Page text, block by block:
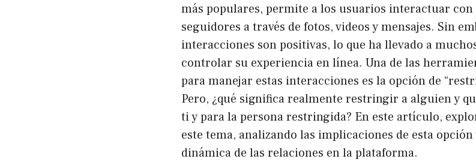
más populares, permite a los usuarios interactuar
seguidores a través de fotos, videos y mensajes. Sin
interacciones son positivas, lo que ha llevado a
controlar su experiencia en línea. Una de las
para manejar estas interacciones es la opción de
Pero, ¿qué significa realmente restringir a alguien y
ti y para la persona restringida? En este artículo,
este tema, analizando las implicaciones de esta
dinámica de las relaciones en la plataforma.